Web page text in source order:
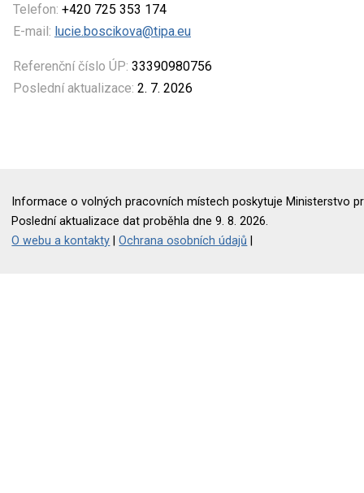
Telefon: +420 725 353 174
E-mail: lucie.boscikova@tipa.eu
Referenční číslo ÚP: 33390980756
Poslední aktualizace: 2. 7. 2026
Informace o volných pracovních místech poskytuje Ministerstvo
Poslední aktualizace dat proběhla dne 9. 8. 2026.
O webu a kontakty |Ochrana osobních údajů